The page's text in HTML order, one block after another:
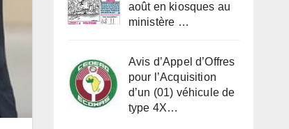
août en kiosques au
ministère …
Avis d’Appel d’Offres
pour l’Acquisition
d’un (01) véhicule de
type 4X…